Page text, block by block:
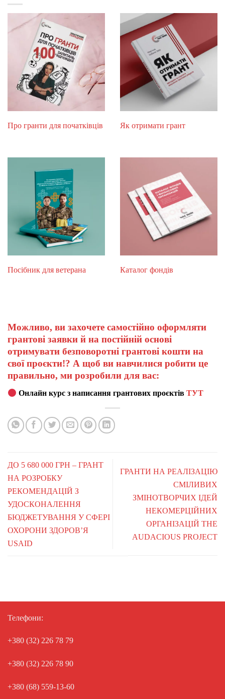
Про гранти для початківців Як отримати грант
Посібник для ветерана Каталог фондів
Можливо, ви захочете самостійно оформляти
грантові заявки й на постійній основі
отримувати безповоротні грантові кошти на
свої проєкти!? А щоб ви навчилися робити це
правильно, ми розробили для вас:
Онлайн курс з написання грантових проєктівТУТ
ДО 5 680 000 ГРН – ГРАНТ
НА РОЗРОБКУ
РЕКОМЕНДАЦІЙ З
УДОСКОНАЛЕННЯ
БЮДЖЕТУВАННЯ У СФЕРІ
ОХОРОНИ ЗДОРОВ’Я
USAID
ГРАНТИ НА РЕАЛІЗАЦІЮ
СМІЛИВИХ
ЗМІНОТВОРЧИХ ІДЕЙ
НЕКОМЕРЦІЙНИХ
ОРГАНІЗАЦІЙ THE
AUDACIOUS PROJECT
Телефони:
+380 (32) 226 78 79
+380 (32) 226 78 90
+380 (68) 559-13-60